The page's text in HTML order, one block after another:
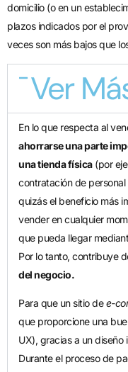
domicilio (o en un
plazos indicados por el
veces son más bajos que
Ver
En lo que respecta al
ahorrarse una parte
una tienda física(por
contratación de
quizás el beneficio más
vender en cualquier
que pueda llegar
Por lo tanto, contribuye
del negocio.
Para que un sitio dee-
que proporcione una
UX), gracias a un
Durante el proceso de